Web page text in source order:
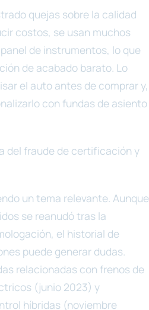
quejas sobre la calidad
costos, se usan muchos
de instrumentos, lo que
de acabado barato. Lo
el auto antes de comprar y,
con fundas de asiento
del fraude de certificación y
un tema relevante. Aunque
se reanudó tras la
el historial de
puede generar dudas.
relacionadas con frenos de
(junio 2023) y
híbridas (noviembre